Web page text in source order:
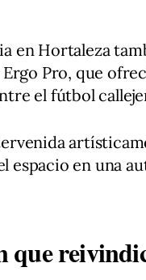
en Hortaleza
Pro, que
el fútbol
espacio en una
que